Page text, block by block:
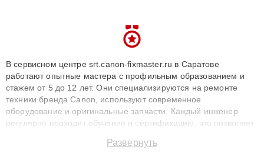
В сервисном центре srt.canon-fixmaster.ru в Саратове
работают опытные мастера с профильным образованием и
стажем от 5 до 12 лет. Они специализируются на ремонте
техники бренда Canon, используют современное
оборудование и оригинальные запчасти. Каждый инженер
регулярно проходит обучение и сертификацию, что позволяет
технику с сохранением гарантии до 3 лет. Наши мастера
Развернуть